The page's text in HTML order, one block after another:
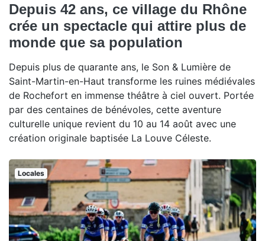
Depuis 42 ans, ce village du Rhône
crée un spectacle qui attire plus de
monde que sa population
Depuis plus de quarante ans, le Son & Lumière de
Saint-Martin-en-Haut transforme les ruines médiévales
de Rochefort en immense théâtre à ciel ouvert. Portée
par des centaines de bénévoles, cette aventure
culturelle unique revient du 10 au 14 août avec une
création originale baptisée La Louve Céleste.
Locales